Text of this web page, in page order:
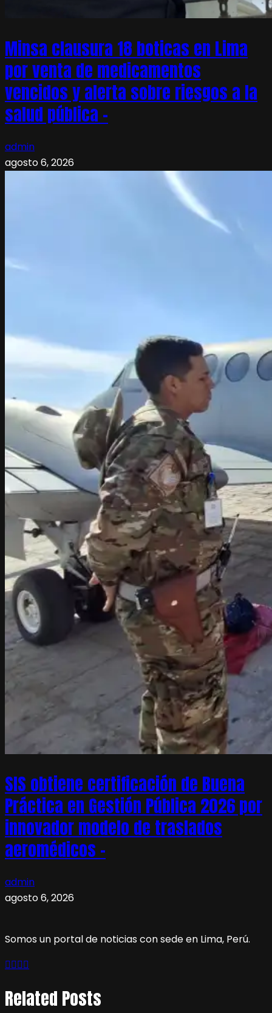
Minsa clausura 18 boticas en Lima
por venta de medicamentos
vencidos y alerta sobre riesgos a la
salud pública –
admin
agosto 6, 2026
SIS obtiene certificación de Buena
Práctica en Gestión Pública 2026 por
innovador modelo de traslados
aeromédicos –
admin
agosto 6, 2026
Somos un portal de noticias con sede en Lima, Perú.
Related Posts